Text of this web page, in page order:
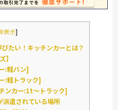
表示]
たい！キッチンカーとは？
】
:軽バン]
:軽トラック]
ンカー:1t～トラック]
派遣されている場所